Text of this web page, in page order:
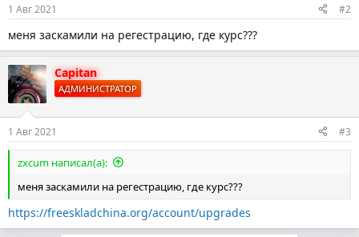
1 Авг 2021 #2
меня заскамили на регестрацию, где курс???
Capitan
АДМИНИСТРАТОР
1 Авг 2021 #3
zxcum написал(а):
меня заскамили на регестрацию, где курс???
https://freeskladchina.org/account/upgrades